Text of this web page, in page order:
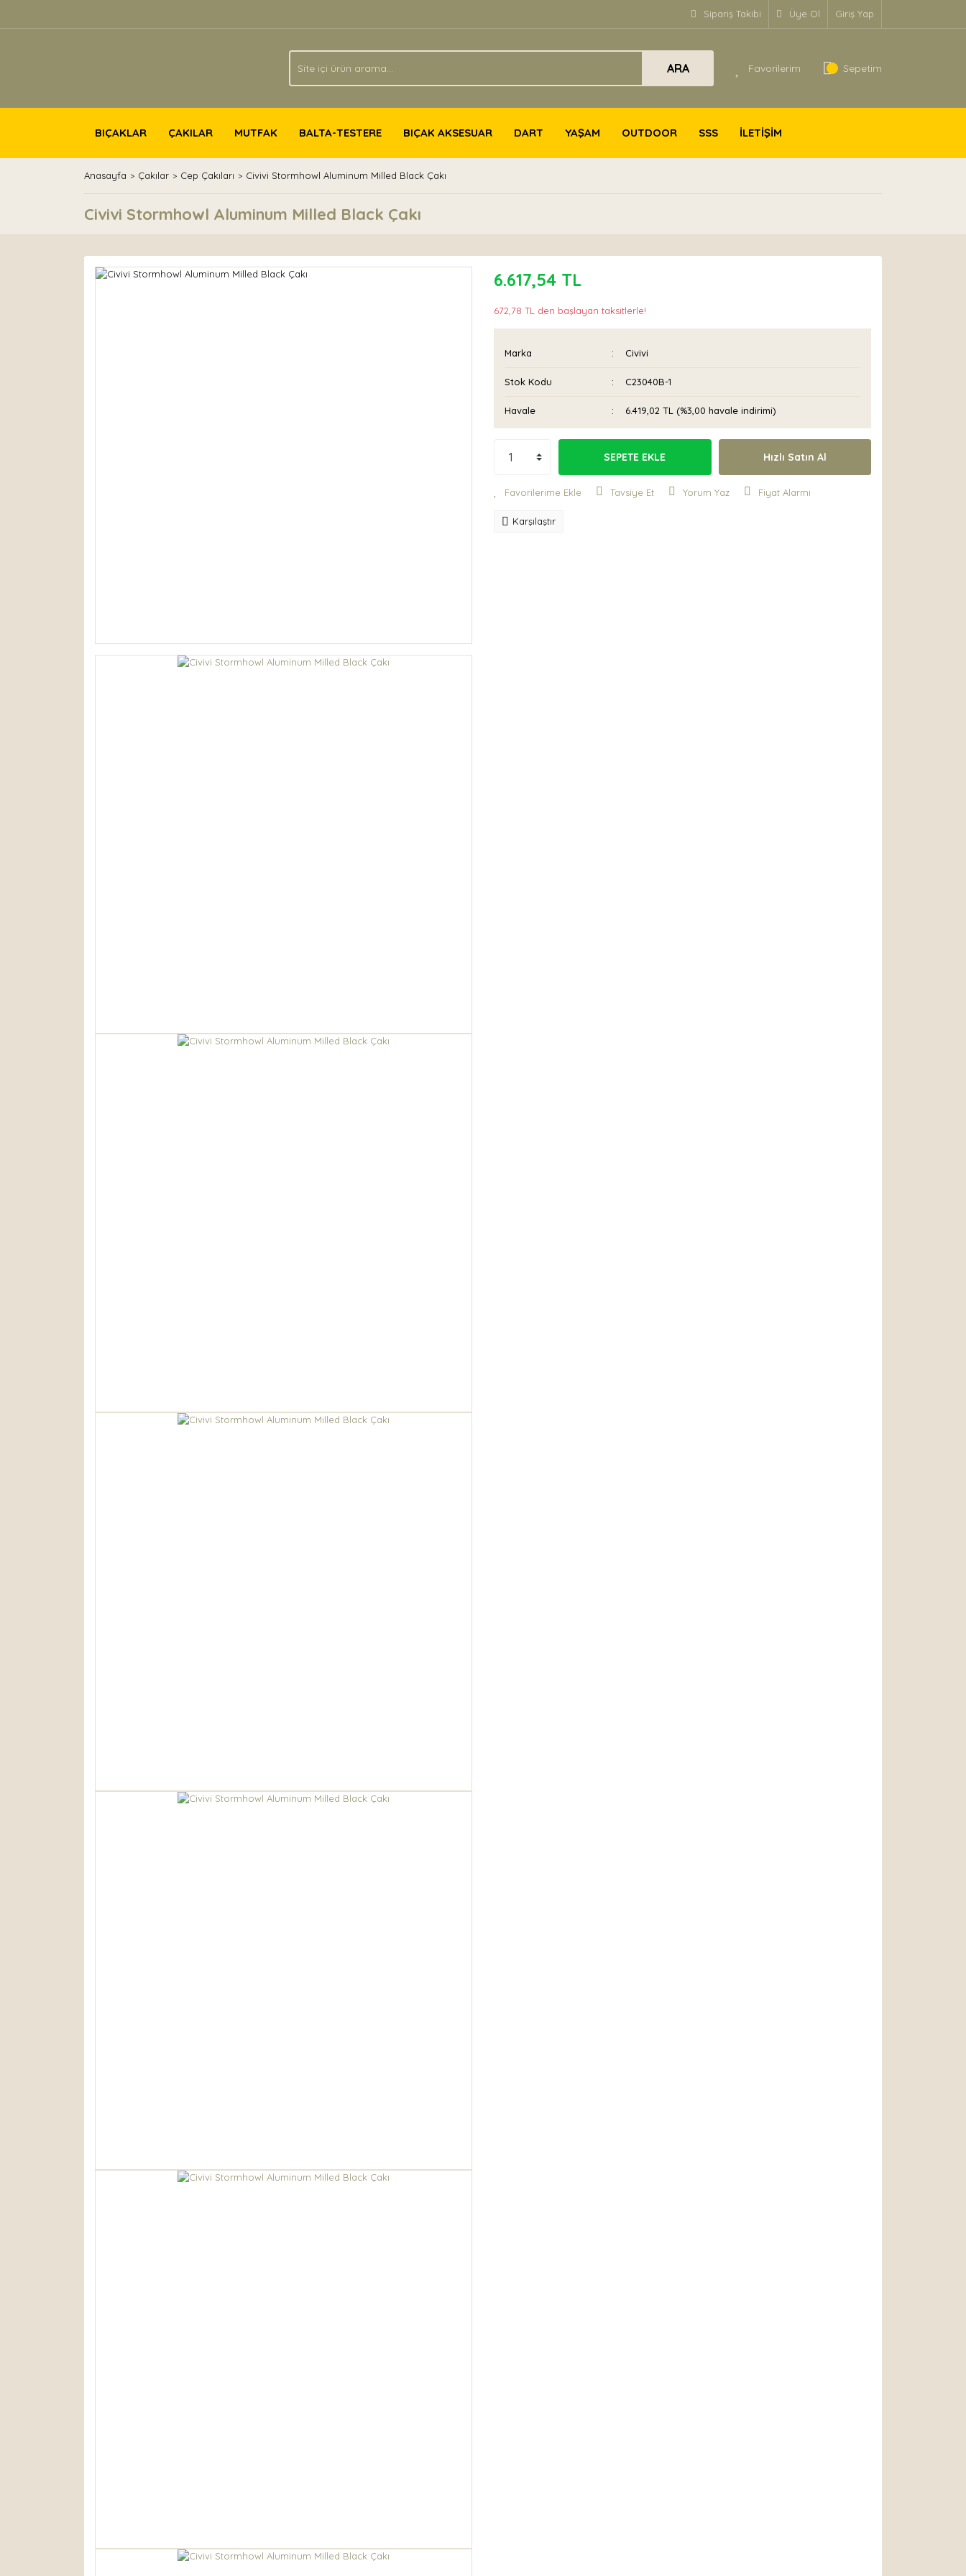
Sipariş Takibi Üye Ol Giriş Yap
ARA Favorilerim Sepetim
BIÇAKLAR ÇAKILAR MUTFAK BALTA-TESTERE BIÇAK AKSESUAR DART YAŞAM OUTDOOR SSS İLETİŞİM
Anasayfa Çakılar Cep Çakıları Civivi Stormhowl Aluminum Milled Black Çakı
Civivi Stormhowl Aluminum Milled Black Çakı
6.617,54 TL
672,78 TL den başlayan taksitlerle!
Marka Civivi
Stok Kodu C23040B-1
Havale 6.419,02 TL (%3,00 havale indirimi)
SEPETE EKLE Hızlı Satın Al
Tavsiye Et Yorum Yaz Fiyat Alarmı
Karşılaştır